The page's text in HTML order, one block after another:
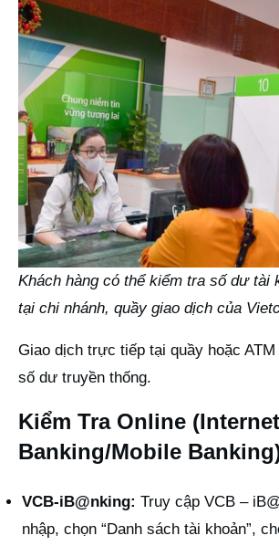
Khách hàng có thể kiểm tra số dư tài
tại chi nhánh, quầy giao dịch của
Giao dịch trực tiếp tại quầy hoặc
số dư truyền thống.
Kiểm Tra Online (Internet
Banking/Mobile
VCB-iB@nking: Truy cập VCB –
nhập, chọn “Danh sách tài khoản”,